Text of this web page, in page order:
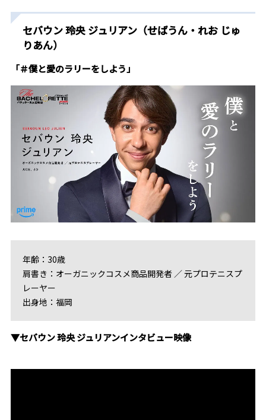
セバウン 玲央 ジュリアン（せばうん・れお じゅ
りあん）
「＃僕と愛のラリーをしよう」
年齢：30歳
肩書き：オーガニックコスメ商品開発者 ／ 元プロテニスプ
レーヤー
出身地：福岡
▼セバウン 玲央 ジュリアンインタビュー映像